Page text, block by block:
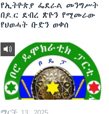
የኢትዮጵያ ፌደራል መንግሥት
በዶ.ር ደብረ ጽዮን የሚመራው
የህወሓት ቡድን ወቀሰ